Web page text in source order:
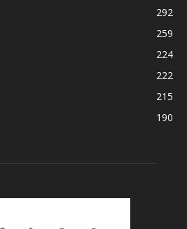
292
259
224
222
215
190